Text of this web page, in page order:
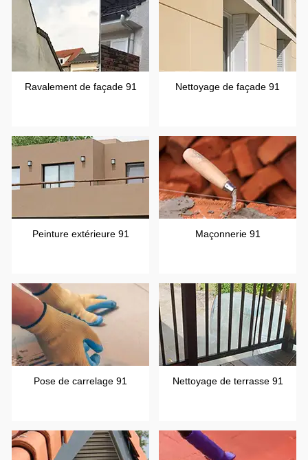
Ravalement de façade 91 Nettoyage de façade 91
Peinture extérieure 91 Maçonnerie 91
Pose de carrelage 91 Nettoyage de terrasse 91